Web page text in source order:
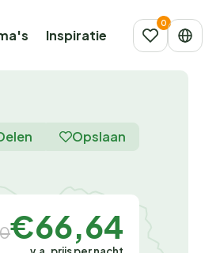
Inspiratie
Opslaan
€66,64